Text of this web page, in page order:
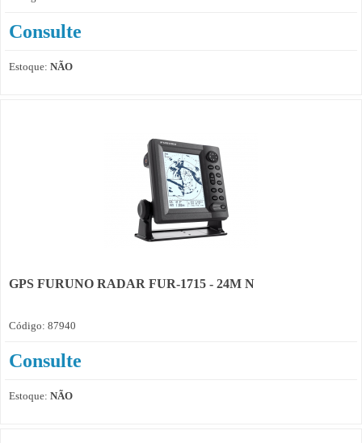
Consulte
Estoque: NÃO
GPS FURUNO RADAR FUR-1715 - 24M N
Código: 87940
Consulte
Estoque: NÃO